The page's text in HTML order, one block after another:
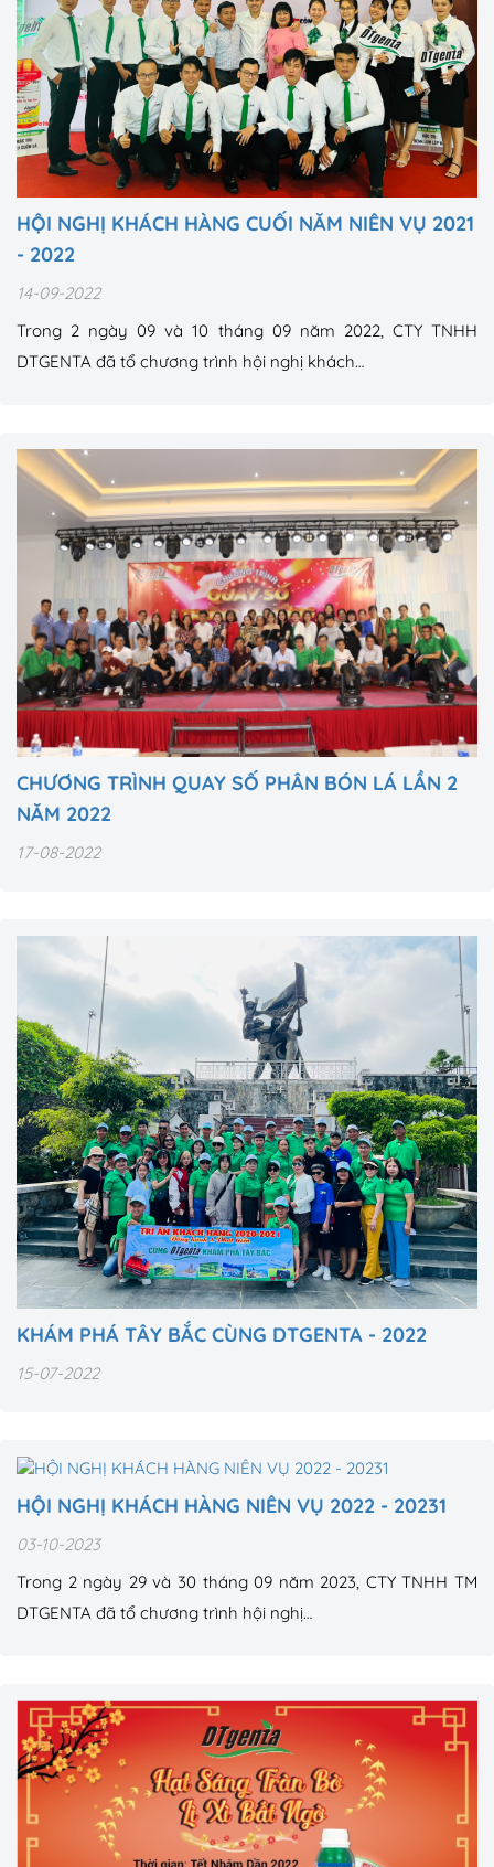
HỘI NGHỊ KHÁCH HÀNG CUỐI NĂM NIÊN VỤ 2021
- 2022
14-09-2022
Trong 2 ngày 09 và 10 tháng 09 năm 2022, CTY TNHH
DTGENTA đã tổ chương trình hội nghị khách…
CHƯƠNG TRÌNH QUAY SỐ PHÂN BÓN LÁ LẦN 2
NĂM 2022
17-08-2022
KHÁM PHÁ TÂY BẮC CÙNG DTGENTA - 2022
15-07-2022
HỘI NGHỊ KHÁCH HÀNG NIÊN VỤ 2022 - 20231
03-10-2023
Trong 2 ngày 29 và 30 tháng 09 năm 2023, CTY TNHH TM
DTGENTA đã tổ chương trình hội nghị…